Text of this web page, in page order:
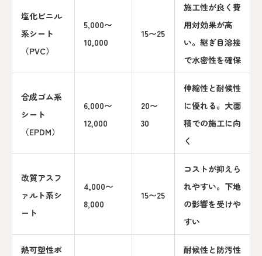
塩化ビニル
系シート
（PVC）
5,000〜
10,000
15〜25
施工性が良く費
用対効果が高
い。継ぎ目溶接
で水密性を確保
合成ゴム系
シート
（EPDM）
6,000〜
12,000
20〜
30
伸縮性と耐候性
に優れる。大面
積での施工に向
く
改質アスフ
ァルト系シ
ート
4,000〜
8,000
15〜25
コストが抑えら
れやすい。下地
の影響を受けや
すい
熱可塑性ポ
耐候性と防汚性